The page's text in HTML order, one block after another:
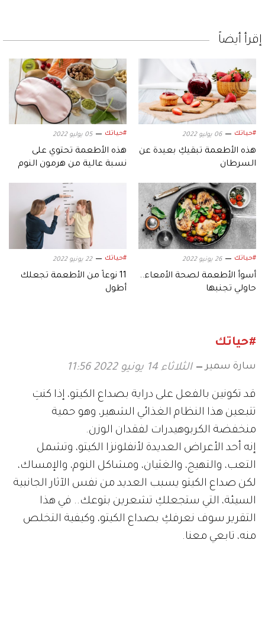
إقرأ أيضاً
#حياتك 06 يوليو 2022
هذه الأطعمة تبقيكِ بعيدة عن
السرطان
#حياتك 05 يوليو 2022
هذه الأطعمة تحتوي على
نسبة عالية من هرمون النوم
#حياتك 26 يونيو 2022
أسوأ الأطعمة لصحة الأمعاء..
حاولي تجنبها
#حياتك 22 يونيو 2022
11 نوعاً من الأطعمة تجعلك
أطول
#حياتك
سارة سمير الثلاثاء 14 يونيو 2022 11:56
قد تكونين بالفعل على دراية بصداع الكيتو، إذا كنتِ
تتبعين هذا النظام الغذائي الشهير، وهو حمية
منخفضة الكربوهيدرات لفقدان الوزن.
إنه أحد الأعراض العديدة لأنفلونزا الكيتو، وتشمل
التعب، والتهيج، والغثيان، ومشاكل النوم، والإمساك،
لكن صداع الكيتو يسبب العديد من نفس الآثار الجانبية
السيئة، التي ستجعلكِ تشعرين بتوعك.. في هذا
التقرير سوف نعرفكِ بصداع الكيتو، وكيفية التخلص
منه، تابعي معنا.